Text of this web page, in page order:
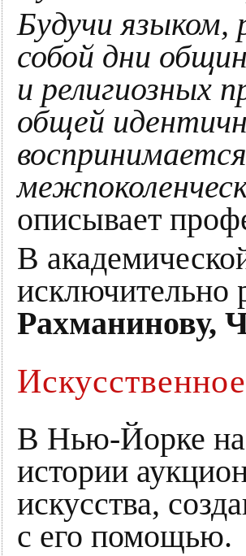
Будучи языком,
собой дни
и религиозных
общей
описывает
В
исключительно
Рахманинову,
В Нью-Йорке
истории
искусства,
с его помощью.